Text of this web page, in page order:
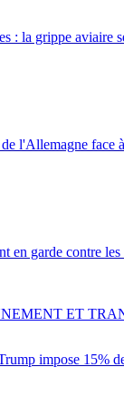
: la grippe aviaire
l'Allemagne face
en garde contre
impose 15%
ET